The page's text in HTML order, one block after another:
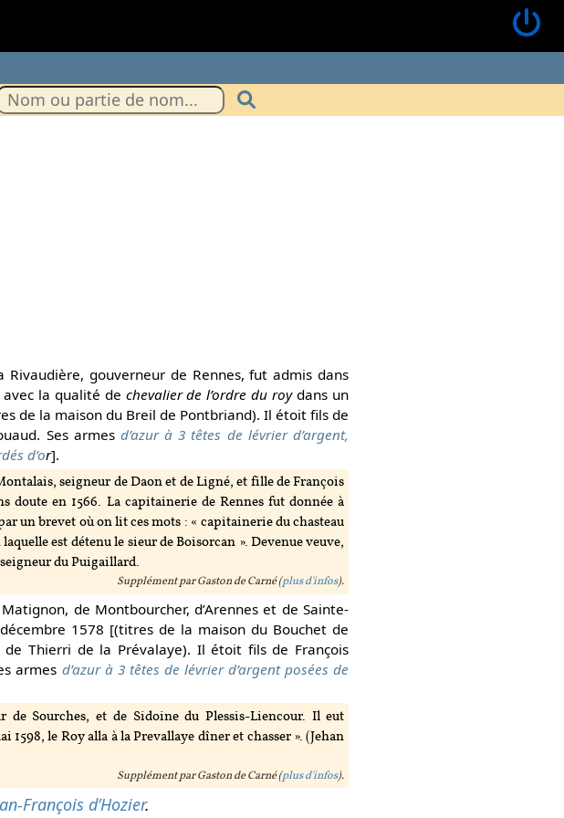
gouverneur de Rennes, fut admis dans
avec la qualité de chevalier de l’ordre du roydans un
de la maison du Breil de Pontbriand). Il étoit fils de
Ses armes d’azur à 3 têtes de lévrier d’argent,
d’or].
seigneur de Daon et de Ligné, et fille de François
doute en 1566. La capitainerie de Rennes fut donnée à
un brevet où on lit ces mots : « capitainerie du chasteau
est détenu le sieur de Boisorcan ». Devenue veuve,
du Puigaillard.
Supplément par Gaston de Carné (plus d'infos).
de Montbourcher, d’Arennes et de Sainte-
1578 [(titres de la maison du Bouchet de
Thierri de la Prévalaye). Il étoit fils de François
armes d’azur à 3 têtes de lévrier d’argent posées de
Sourches, et de Sidoine du Plessis-Liencour. Il eut
1598, le Roy alla à la Prevallaye dîner et chasser ». (Jehan
Supplément par Gaston de Carné (plus d'infos).
François d’Hozier.